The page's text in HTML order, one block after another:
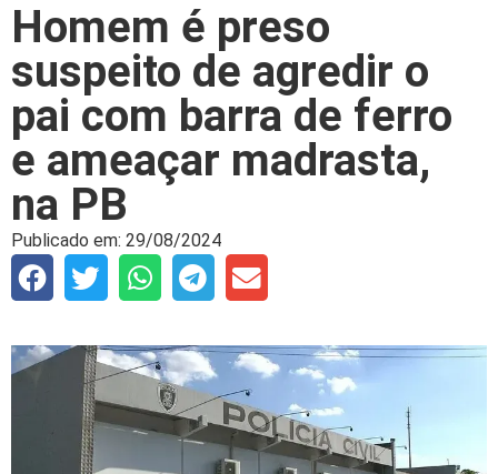
Homem é preso
suspeito de agredir o
pai com barra de ferro
e ameaçar madrasta,
na PB
Publicado em: 29/08/2024